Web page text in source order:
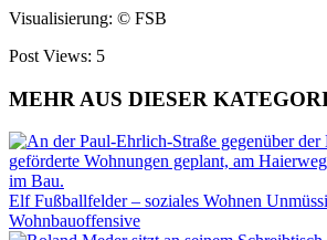
Visualisierung: © FSB
Post Views: 5
MEHR AUS DIESER
Elf Fußballfelder – soziales Wohnen
Wohnbauoffensive